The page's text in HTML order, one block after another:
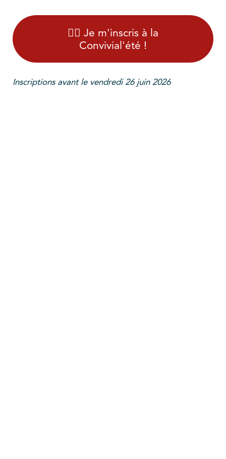
👉🏻 Je m'inscris à la
Convivial'été !
Inscriptions avant le vendredi 26 juin 2026